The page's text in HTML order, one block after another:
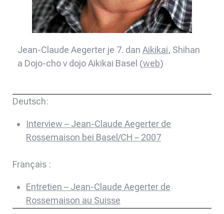
Jean-Claude Aegerter je 7. dan Aikikai, Shihan
a Dojo-cho v dojo Aikikai Basel (web)
Deutsch:
Interview – Jean-Claude Aegerter de
Rossemaison bei Basel/CH – 2007
Français :
Entretien – Jean-Claude Aegerter de
Rossemaison au Suisse